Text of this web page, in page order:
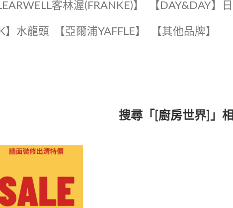
客林渥(FRANKE)】️ 【DAY&DAY】️
】水龍頭️ 【亞爾浦YAFFLE】 ️【其他品牌】️
搜尋「[廚房世界]」